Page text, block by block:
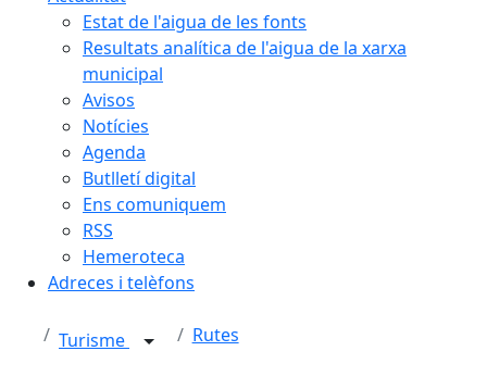
Estat de l'aigua de les fonts
Resultats analítica de l'aigua de la xarxa
municipal
Avisos
Notícies
Agenda
Butlletí digital
Ens comuniquem
RSS
Hemeroteca
Adreces i telèfons
Turisme Rutes